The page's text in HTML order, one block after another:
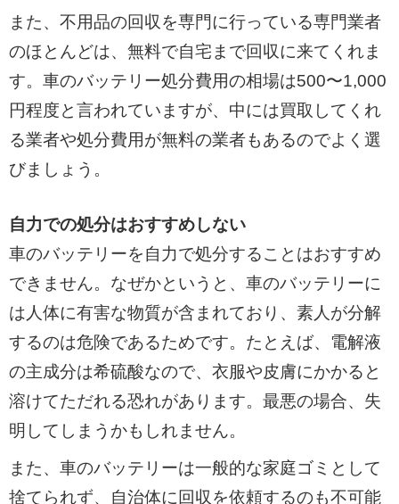
また、不用品の回収を専門に行っている専門業者
のほとんどは、無料で自宅まで回収に来てくれま
す。車のバッテリー処分費用の相場は500〜1,000
円程度と言われていますが、中には買取してくれ
る業者や処分費用が無料の業者もあるのでよく選
びましょう。
自力での処分はおすすめしない
車のバッテリーを自力で処分することはおすすめ
できません。なぜかというと、車のバッテリーに
は人体に有害な物質が含まれており、素人が分解
するのは危険であるためです。たとえば、電解液
の主成分は希硫酸なので、衣服や皮膚にかかると
溶けてただれる恐れがあります。最悪の場合、失
明してしまうかもしれません。
また、車のバッテリーは一般的な家庭ゴミとして
捨てられず、自治体に回収を依頼するのも不可能